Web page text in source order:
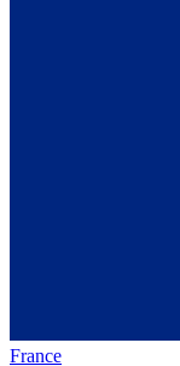
France